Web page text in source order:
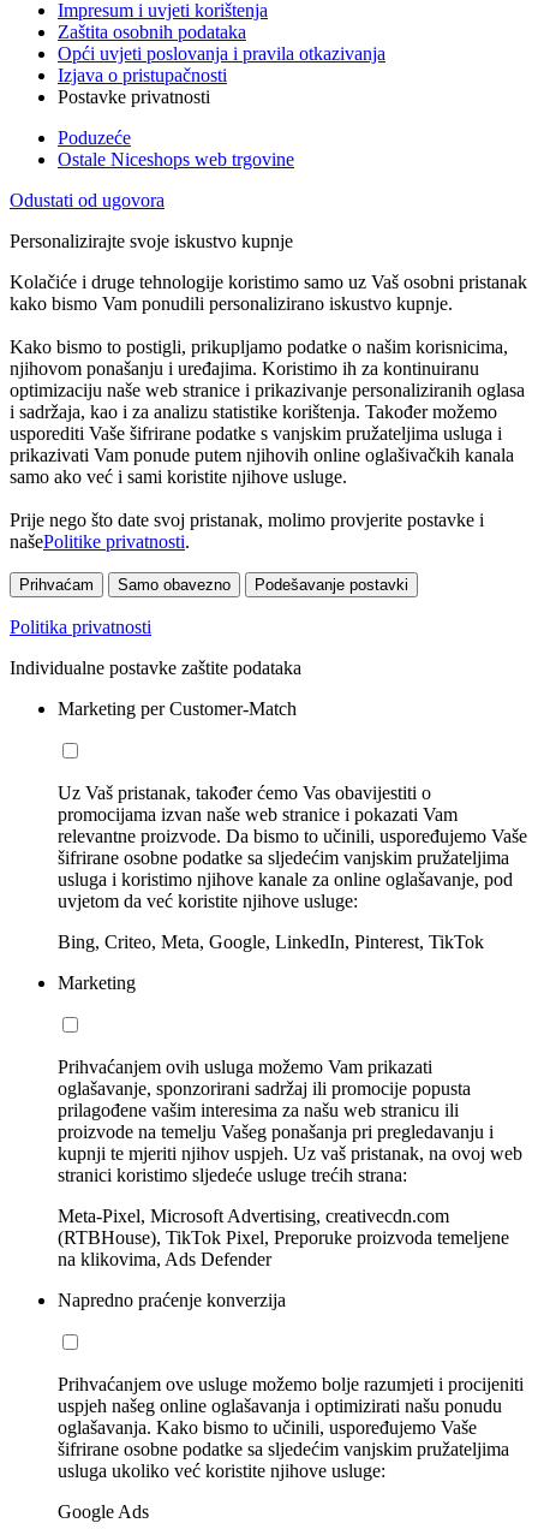
Impresum i uvjeti korištenja
Zaštita osobnih podataka
Opći uvjeti poslovanja i pravila otkazivanja
Izjava o pristupačnosti
Postavke privatnosti
Poduzeće
Ostale Niceshops web trgovine
Odustati od ugovora
Personalizirajte svoje iskustvo kupnje
Kolačiće i druge tehnologije koristimo samo uz Vaš osobni pristanak
kako bismo Vam ponudili personalizirano iskustvo kupnje.
Kako bismo to postigli, prikupljamo podatke o našim korisnicima,
njihovom ponašanju i uređajima. Koristimo ih za kontinuiranu
optimizaciju naše web stranice i prikazivanje personaliziranih oglasa
i sadržaja, kao i za analizu statistike korištenja. Također možemo
usporediti Vaše šifrirane podatke s vanjskim pružateljima usluga i
prikazivati Vam ponude putem njihovih online oglašivačkih kanala
samo ako već i sami koristite njihove usluge.
Prije nego što date svoj pristanak, molimo provjerite postavke i
našePolitike privatnosti.
Prihvaćam Samo obavezno Podešavanje postavki
Politika privatnosti
Individualne postavke zaštite podataka
Marketing per Customer-Match
Uz Vaš pristanak, također ćemo Vas obavijestiti o
promocijama izvan naše web stranice i pokazati Vam
relevantne proizvode. Da bismo to učinili, uspoređujemo Vaše
šifrirane osobne podatke sa sljedećim vanjskim pružateljima
usluga i koristimo njihove kanale za online oglašavanje, pod
uvjetom da već koristite njihove usluge:
Bing, Criteo, Meta, Google, LinkedIn, Pinterest, TikTok
Marketing
Prihvaćanjem ovih usluga možemo Vam prikazati
oglašavanje, sponzorirani sadržaj ili promocije popusta
prilagođene vašim interesima za našu web stranicu ili
proizvode na temelju Vašeg ponašanja pri pregledavanju i
kupnji te mjeriti njihov uspjeh. Uz vaš pristanak, na ovoj web
stranici koristimo sljedeće usluge trećih strana:
Meta-Pixel, Microsoft Advertising, creativecdn.com
(RTBHouse), TikTok Pixel, Preporuke proizvoda temeljene
na klikovima, Ads Defender
Napredno praćenje konverzija
Prihvaćanjem ove usluge možemo bolje razumjeti i procijeniti
uspjeh našeg online oglašavanja i optimizirati našu ponudu
oglašavanja. Kako bismo to učinili, uspoređujemo Vaše
šifrirane osobne podatke sa sljedećim vanjskim pružateljima
usluga ukoliko već koristite njihove usluge:
Google Ads